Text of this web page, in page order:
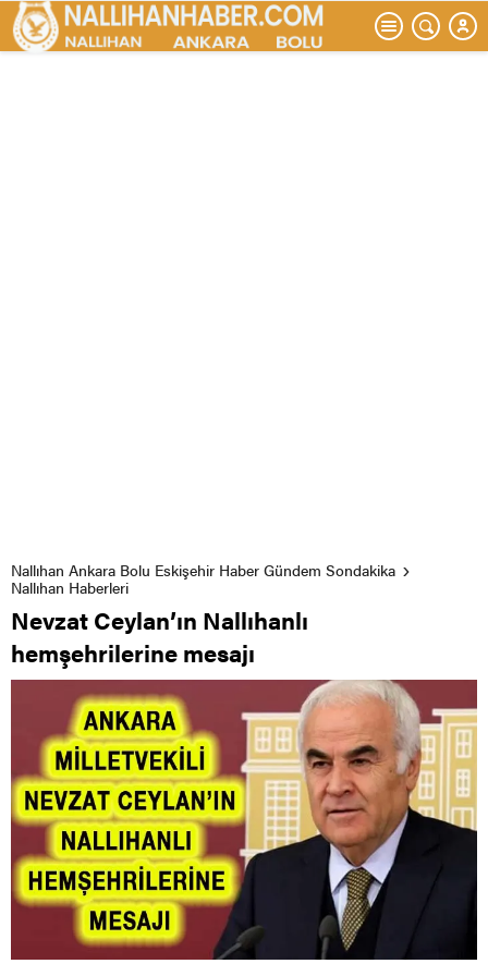
Nallıhan Ankara Bolu Eskişehir Haber Gündem Sondakika
Nallıhan Haberleri
Nevzat Ceylan’ın Nallıhanlı
hemşehrilerine mesajı
Hayırlı olsun